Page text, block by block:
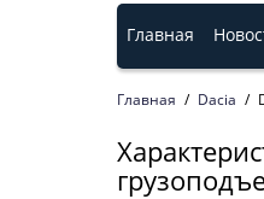
Главная
Главная Dacia